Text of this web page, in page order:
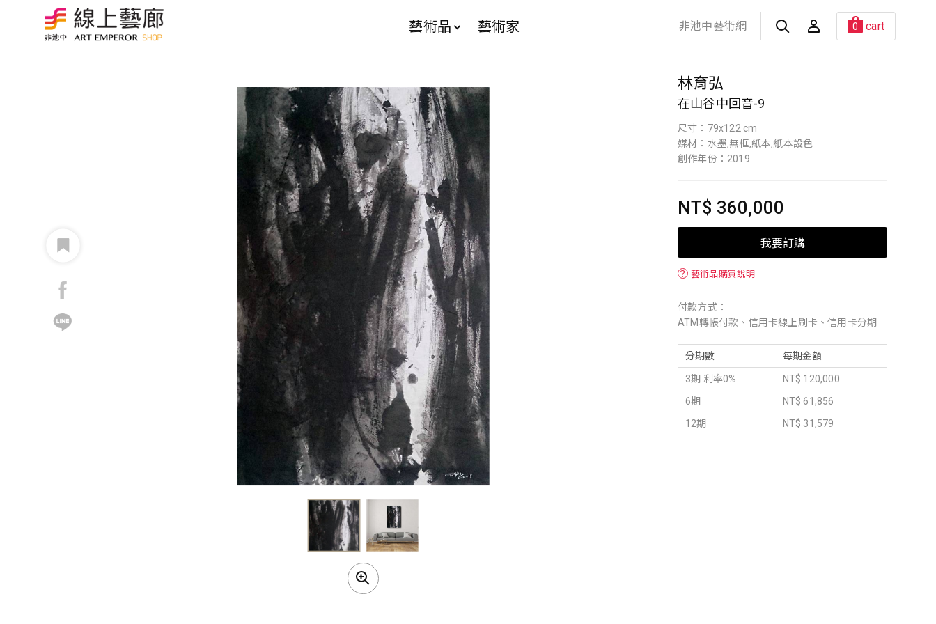
藝術品 藝術家 非池中藝術網 0 cart
林育弘
在山谷中回音-9
尺寸：79x122 cm
媒材：水墨,無框,紙本,紙本設色
創作年份：2019
NT$ 360,000
我要訂購
？ 藝術品購買說明
付款方式：
ATM轉帳付款、信用卡線上刷卡、信用卡分期
分期數 每期金額
3期 利率0%
NT$ 120,000
6期
NT$ 61,856
12期
NT$ 31,579